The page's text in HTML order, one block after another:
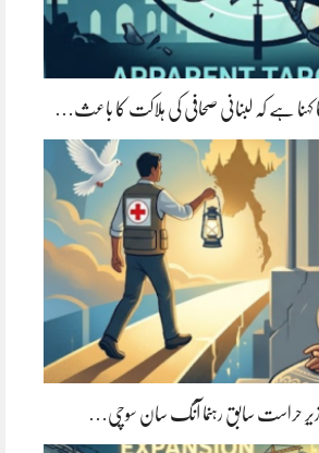
کہنا ہے کہ لبنانی صحافی کی ہلاکت کا باعث…
زیرِ حراست سابق رہنما آنگ سان سوچی…